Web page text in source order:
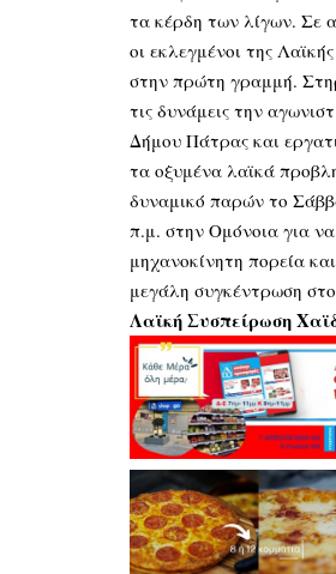
τα κέρδη των λίγων. Σε
οι εκλεγμένοι της
στην πρώτη γραμμή.
τις δυνάμεις την
Δήμου Πάτρας και
τα οξυμένα λαϊκά
δυναμικό παρών το
π.μ. στην Ομόνοια για
μηχανοκίνητη πορεία
μεγάλη συγκέντρωση
Λαϊκή Συσπείρωση